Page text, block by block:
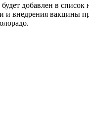
добавлен в список
внедрения вакцины